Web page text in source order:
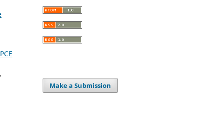
,
Make a Submission